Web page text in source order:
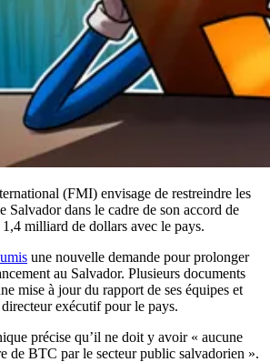
(FMI) envisage de restreindre les
Salvador dans le cadre de son accord de
milliard de dollars avec le pays.
une nouvelle demande pour prolonger
au Salvador. Plusieurs documents
mise à jour du rapport de ses équipes et
exécutif pour le pays.
précise qu’il ne doit y avoir « aucune
de BTC par le secteur public salvadorien ».